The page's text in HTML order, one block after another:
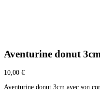
Aventurine donut
10,00 €
Aventurine donut 3cm avec son